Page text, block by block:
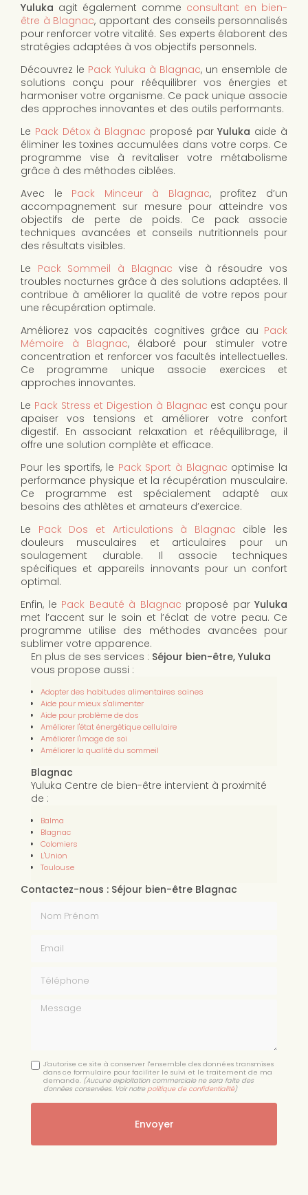
Yuluka agit également comme consultant en bien-
être à Blagnac, apportant des conseils personnalisés
pour renforcer votre vitalité. Ses experts élaborent des
stratégies adaptées à vos objectifs personnels.
Découvrez le Pack Yuluka à Blagnac, un ensemble de
solutions conçu pour rééquilibrer vos énergies et
harmoniser votre organisme. Ce pack unique associe
des approches innovantes et des outils performants.
Le Pack Détox à Blagnac proposé parYuluka aide à
éliminer les toxines accumulées dans votre corps. Ce
programme vise à revitaliser votre métabolisme
grâce à des méthodes ciblées.
Avec le Pack Minceur à Blagnac, profitez d’un
accompagnement sur mesure pour atteindre vos
objectifs de perte de poids. Ce pack associe
techniques avancées et conseils nutritionnels pour
des résultats visibles.
Le Pack Sommeil à Blagnac vise à résoudre vos
troubles nocturnes grâce à des solutions adaptées. Il
contribue à améliorer la qualité de votre repos pour
une récupération optimale.
Améliorez vos capacités cognitives grâce au Pack
Mémoire à Blagnac, élaboré pour stimuler votre
concentration et renforcer vos facultés intellectuelles.
Ce programme unique associe exercices et
approches innovantes.
Le Pack Stress et Digestion à Blagnac est conçu pour
apaiser vos tensions et améliorer votre confort
digestif. En associant relaxation et rééquilibrage, il
offre une solution complète et efficace.
Pour les sportifs, le Pack Sport à Blagnac optimise la
performance physique et la récupération musculaire.
Ce programme est spécialement adapté aux
besoins des athlètes et amateurs d’exercice.
Le Pack Dos et Articulations à Blagnac cible les
douleurs musculaires et articulaires pour un
soulagement durable. Il associe techniques
spécifiques et appareils innovants pour un confort
optimal.
Enfin, le Pack Beauté à Blagnac proposé par Yuluka
met l’accent sur le soin et l’éclat de votre peau. Ce
programme utilise des méthodes avancées pour
sublimer votre apparence.
En plus de ses services : Séjour bien-être, Yuluka
vous propose aussi :
Adopter des habitudes alimentaires saines
Aide pour mieux s'alimenter
Aide pour problème de dos
Améliorer l'état énergétique cellulaire
Améliorer l'image de soi
Améliorer la qualité du sommeil
Blagnac
Yuluka Centre de bien-être intervient à proximité
de :
Balma
Blagnac
Colomiers
L'Union
Toulouse
Contactez-nous : Séjour bien-être Blagnac
Message
J'autorise ce site à conserver l'ensemble des données transmises
dans ce formulaire pour faciliter le suivi et le traitement de ma
demande. (Aucune exploitation commerciale ne sera faite des
données conservées. Voir notre politique de confidentialité)